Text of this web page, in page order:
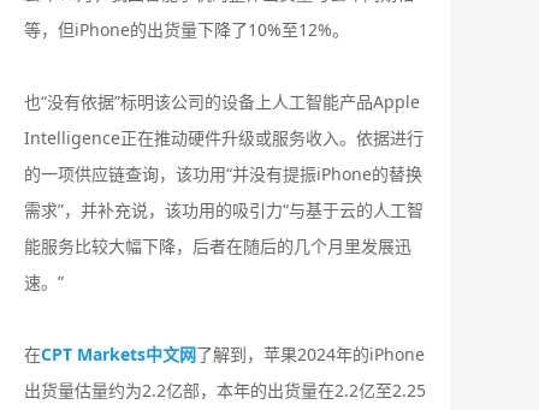
等，但iPhone的出货量下降了10%至12%。
也“没有依据”标明该公司的设备上人工智能产品Apple
Intelligence正在推动硬件升级或服务收入。依据进行
的一项供应链查询，该功用“并没有提振iPhone的替换
需求”，并补充说，该功用的吸引力“与基于云的人工智
能服务比较大幅下降，后者在随后的几个月里发展迅
速。”
在CPT Markets中文网了解到，苹果2024年的iPhone
出货量估量约为2.2亿部，本年的出货量在2.2亿至2.25